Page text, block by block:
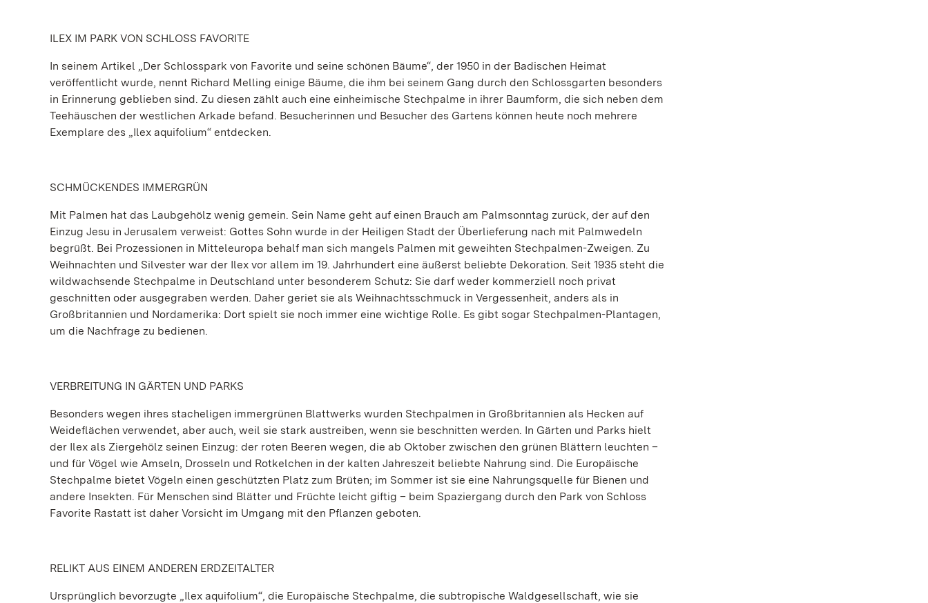
ILEX IM PARK VON SCHLOSS FAVORITE
In seinem Artikel „Der Schlosspark von Favorite und seine schönen Bäume“, der 1950 in der Badischen Heimat
veröffentlicht wurde, nennt Richard Melling einige Bäume, die ihm bei seinem Gang durch den Schlossgarten besonders
in Erinnerung geblieben sind. Zu diesen zählt auch eine einheimische Stechpalme in ihrer Baumform, die sich neben dem
Teehäuschen der westlichen Arkade befand. Besucherinnen und Besucher des Gartens können heute noch mehrere
Exemplare des „Ilex aquifolium“ entdecken.
SCHMÜCKENDES IMMERGRÜN
Mit Palmen hat das Laubgehölz wenig gemein. Sein Name geht auf einen Brauch am Palmsonntag zurück, der auf den
Einzug Jesu in Jerusalem verweist: Gottes Sohn wurde in der Heiligen Stadt der Überlieferung nach mit Palmwedeln
begrüßt. Bei Prozessionen in Mitteleuropa behalf man sich mangels Palmen mit geweihten Stechpalmen-Zweigen. Zu
Weihnachten und Silvester war der Ilex vor allem im 19. Jahrhundert eine äußerst beliebte Dekoration. Seit 1935 steht die
wildwachsende Stechpalme in Deutschland unter besonderem Schutz: Sie darf weder kommerziell noch privat
geschnitten oder ausgegraben werden. Daher geriet sie als Weihnachtsschmuck in Vergessenheit, anders als in
Großbritannien und Nordamerika: Dort spielt sie noch immer eine wichtige Rolle. Es gibt sogar Stechpalmen-Plantagen,
um die Nachfrage zu bedienen.
VERBREITUNG IN GÄRTEN UND PARKS
Besonders wegen ihres stacheligen immergrünen Blattwerks wurden Stechpalmen in Großbritannien als Hecken auf
Weideflächen verwendet, aber auch, weil sie stark austreiben, wenn sie beschnitten werden. In Gärten und Parks hielt
der Ilex als Ziergehölz seinen Einzug: der roten Beeren wegen, die ab Oktober zwischen den grünen Blättern leuchten –
und für Vögel wie Amseln, Drosseln und Rotkelchen in der kalten Jahreszeit beliebte Nahrung sind. Die Europäische
Stechpalme bietet Vögeln einen geschützten Platz zum Brüten; im Sommer ist sie eine Nahrungsquelle für Bienen und
andere Insekten. Für Menschen sind Blätter und Früchte leicht giftig – beim Spaziergang durch den Park von Schloss
Favorite Rastatt ist daher Vorsicht im Umgang mit den Pflanzen geboten.
RELIKT AUS EINEM ANDEREN ERDZEITALTER
Ursprünglich bevorzugte „Ilex aquifolium“, die Europäische Stechpalme, die subtropische Waldgesellschaft, wie sie